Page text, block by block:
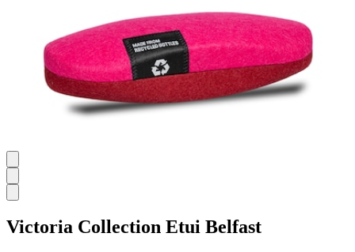
Victoria Collection Etui Belfast